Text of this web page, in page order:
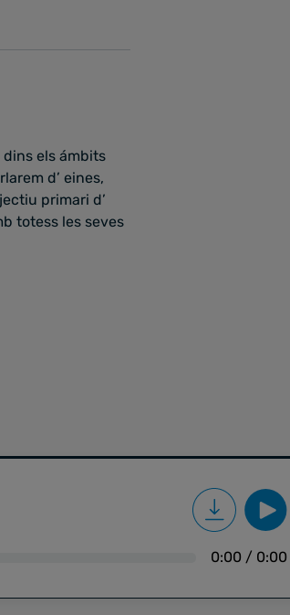
els ámbits
d’ eines,
primari d’
totess les seves
0:00 / 0:00